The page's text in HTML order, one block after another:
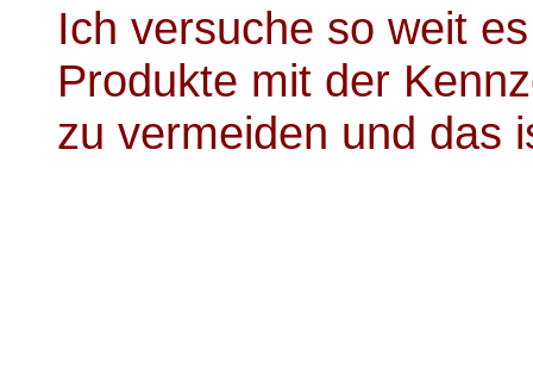
Ich versuche so weit
Produkte mit der
zu vermeiden und das